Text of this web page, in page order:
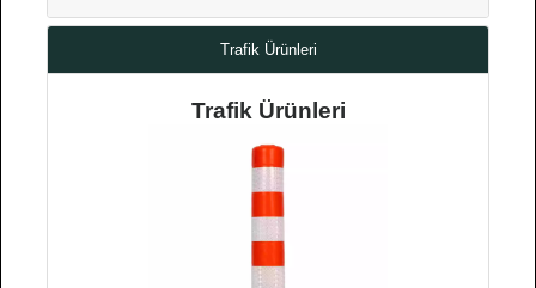
Trafik Ürünleri
Trafik Ürünleri